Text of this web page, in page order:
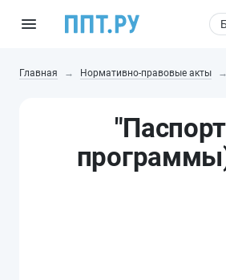
Главная Нормативно-правовые акты